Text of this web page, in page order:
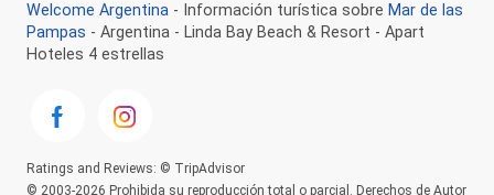
Welcome Argentina - Información turística sobre Mar de las
Pampas - Argentina - Linda Bay Beach & Resort - Apart
Hoteles 4 estrellas
Ratings and Reviews: © TripAdvisor
© 2003-2026 Prohibida su reproducción total o parcial. Derechos de Autor